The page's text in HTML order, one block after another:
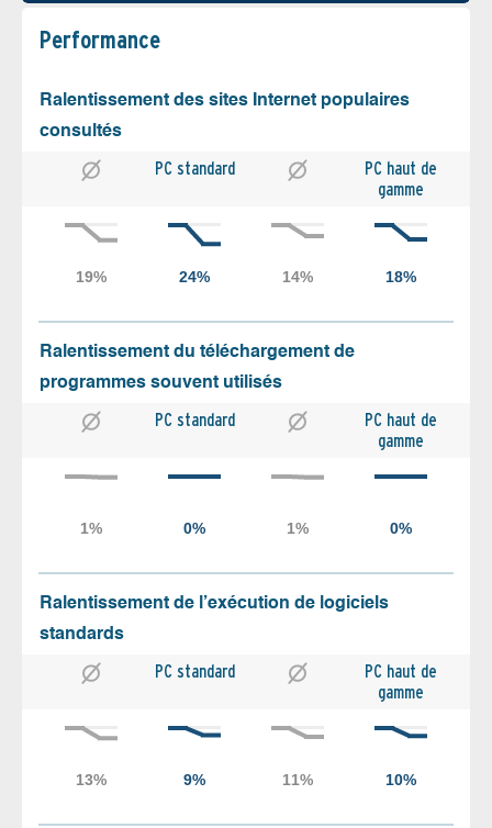
Performance
Ralentissement des sites Internet populaires
consultés
PC standard
PC haut de
gamme
Ralentissement du téléchargement de
programmes souvent utilisés
PC standard
PC haut de
gamme
Ralentissement de l’exécution de logiciels
standards
PC standard
PC haut de
gamme